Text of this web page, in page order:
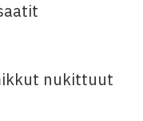
nukittuut